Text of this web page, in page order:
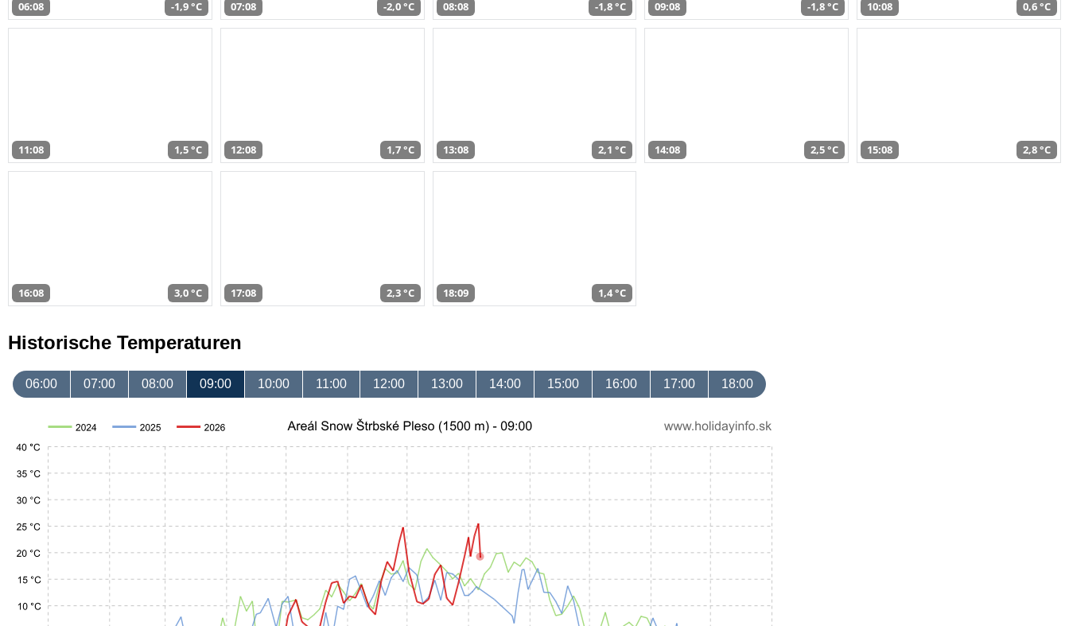
06:08 -1,9 °C 07:08 -2,0 °C 08:08 -1,8 °C 09:08 -1,8 °C 10:08 0,6 °C
11:08 1,5 °C 12:08 1,7 °C 13:08 2,1 °C 14:08 2,5 °C 15:08 2,8 °C
16:08 3,0 °C 17:08 2,3 °C 18:09 1,4 °C
Historische Temperaturen
06:00 07:00 08:00 09:00 10:00 11:00 12:00 13:00 14:00 15:00 16:00 17:00 18:00